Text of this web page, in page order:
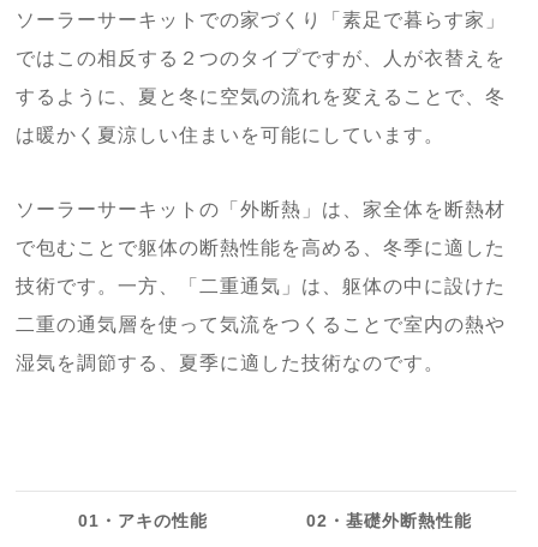
ソーラーサーキットでの家づくり「素足で暮らす家」
ではこの相反する２つのタイプですが、人が衣替えを
するように、夏と冬に空気の流れを変えることで、冬
は暖かく夏涼しい住まいを可能にしています。
ソーラーサーキットの「外断熱」は、家全体を断熱材
で包むことで躯体の断熱性能を高める、冬季に適した
技術です。一方、「二重通気」は、躯体の中に設けた
二重の通気層を使って気流をつくることで室内の熱や
湿気を調節する、夏季に適した技術なのです。
01・アキの性能 02・基礎外断熱性能